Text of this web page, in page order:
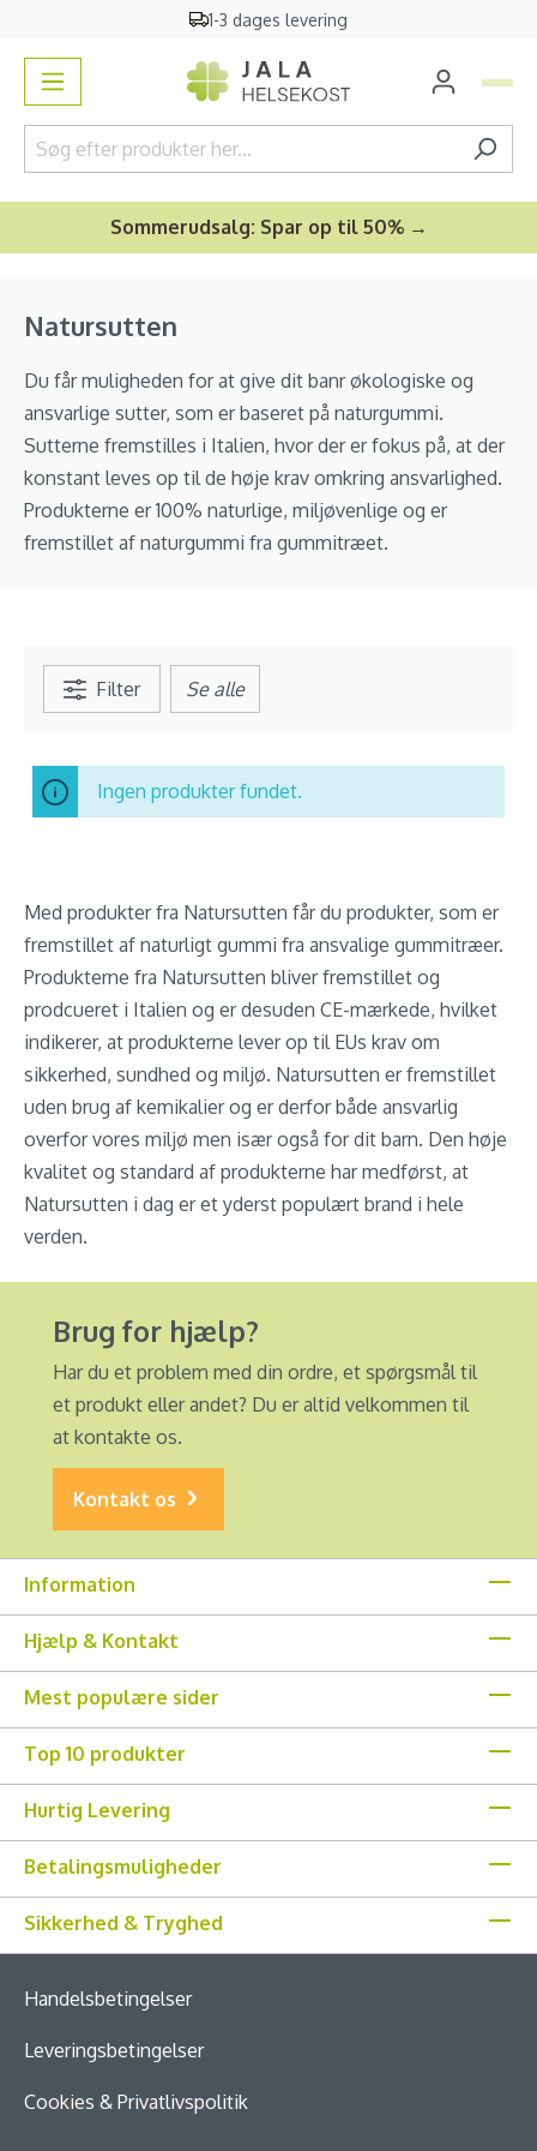
1-3 dages levering
Sommerudsalg: Spar op til 50% →
Natursutten
Du får muligheden for at give dit banr økologiske og
ansvarlige sutter, som er baseret på naturgummi.
Sutterne fremstilles i Italien, hvor der er fokus på, at der
konstant leves op til de høje krav omkring ansvarlighed.
Produkterne er 100% naturlige, miljøvenlige og er
fremstillet af naturgummi fra gummitræet.
Filter Se alle
Ingen produkter fundet.
Med produkter fra Natursutten får du produkter, som er
fremstillet af naturligt gummi fra ansvalige gummitræer.
Produkterne fra Natursutten bliver fremstillet og
prodcueret i Italien og er desuden CE-mærkede, hvilket
indikerer, at produkterne lever op til EUs krav om
sikkerhed, sundhed og miljø. Natursutten er fremstillet
uden brug af kemikalier og er derfor både ansvarlig
overfor vores miljø men især også for dit barn. Den høje
kvalitet og standard af produkterne har medførst, at
Natursutten i dag er et yderst populært brand i hele
verden.
Brug for hjælp?
Har du et problem med din ordre, et spørgsmål til
et produkt eller andet? Du er altid velkommen til
at kontakte os.
Kontakt os
Information
Hjælp & Kontakt
Mest populære sider
Top 10 produkter
Hurtig Levering
Betalingsmuligheder
Sikkerhed & Tryghed
Handelsbetingelser
Leveringsbetingelser
Cookies & Privatlivspolitik